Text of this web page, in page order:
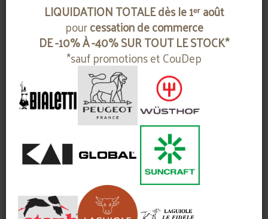
Contactez-nous Contactez-nous
FELCO
Contactez-nous
sécateur Felco 4
Contactez-nous
LIQUIDATION TOTALE dès le 1ᵉʳ août
pourcessation de commerce
DE -10% À -40% SUR TOUT LE STOCK*
*sauf promotions et CouDep